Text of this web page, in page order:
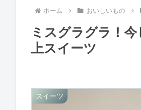
ホーム おいしいもの
ミスグラグラ！
上スイーツ
スイーツ